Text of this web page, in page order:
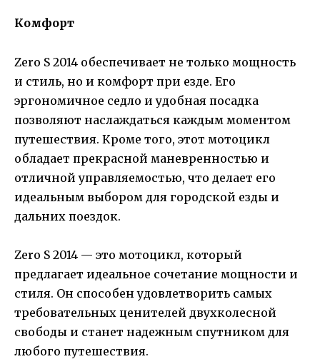
Комфорт
Zero S 2014 обеспечивает не только мощность
и стиль, но и комфорт при езде. Его
эргономичное седло и удобная посадка
позволяют наслаждаться каждым моментом
путешествия. Кроме того, этот мотоцикл
обладает прекрасной маневренностью и
отличной управляемостью, что делает его
идеальным выбором для городской езды и
дальних поездок.
Zero S 2014 — это мотоцикл, который
предлагает идеальное сочетание мощности и
стиля. Он способен удовлетворить самых
требовательных ценителей двухколесной
свободы и станет надежным спутником для
любого путешествия.